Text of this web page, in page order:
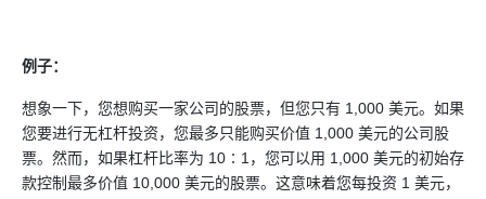
例子：
想象一下，您想购买一家公司的股票，但您只有 1,000 美元。如果
您要进行无杠杆投资，您最多只能购买价值 1,000 美元的公司股
票。然而，如果杠杆比率为 10∶1，您可以用 1,000 美元的初始存
款控制最多价值 10,000 美元的股票。这意味着您每投资 1 美元，